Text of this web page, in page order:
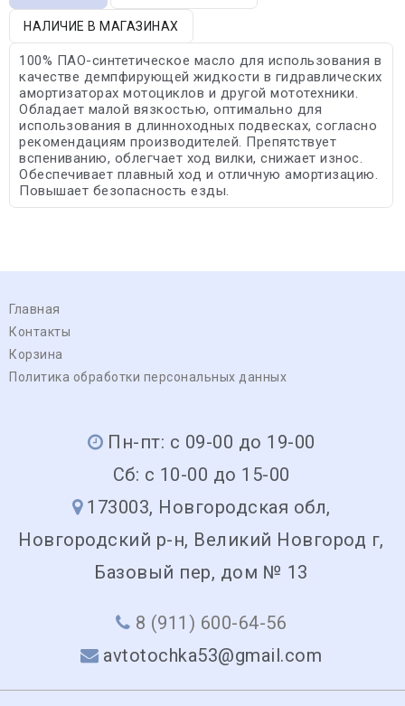
НАЛИЧИЕ В МАГАЗИНАХ
100% ПАО-синтетическое масло для использования в
качестве демпфирующей жидкости в гидравлических
амортизаторах мотоциклов и другой мототехники.
Обладает малой вязкостью, оптимально для
использования в длинноходных подвесках, согласно
рекомендациям производителей. Препятствует
вспениванию, облегчает ход вилки, снижает износ.
Обеспечивает плавный ход и отличную амортизацию.
Повышает безопасность езды.
Главная
Контакты
Корзина
Политика обработки персональных данных
Пн-пт: с 09-00 до 19-00
Сб: с 10-00 до 15-00
173003, Новгородская обл,
Новгородский р-н, Великий Новгород г,
Базовый пер, дом № 13
8 (911) 600-64-56
avtotochka53@gmail.com